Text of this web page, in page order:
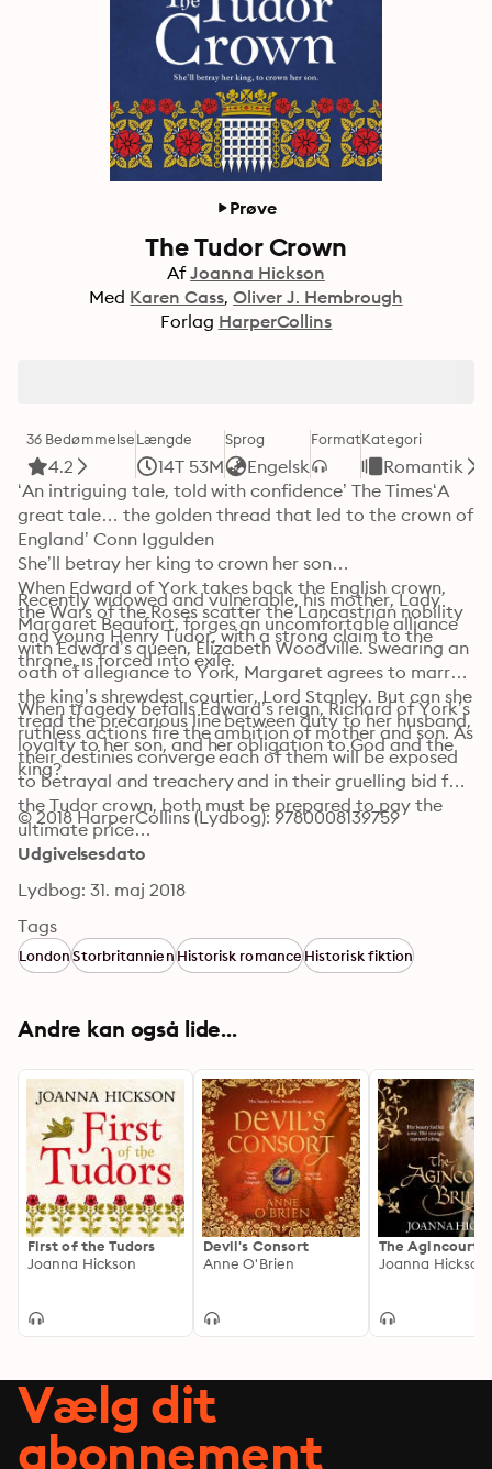
Prøve
The Tudor Crown
Af Joanna Hickson
Med Karen Cass Oliver J. Hembrough
Forlag HarperCollins
36 Bedømmelse
4.2
Længde
14T 53M
Sprog
Engelsk
FormatKategori
Romantik
‘An intriguing tale, told with confidence’ The Times‘A
great tale… the golden thread that led to the crown of
England’ Conn Iggulden
She’ll betray her king to crown her son
When Edward of York takes back the English crown,
the Wars of the Roses scatter the Lancastrian nobility
and young Henry Tudor, with a strong claim to the
throne, is forced into exile.
Recently widowed and vulnerable, his mother, Lady
Margaret Beaufort, forges an uncomfortable alliance
with Edward’s queen, Elizabeth Woodville. Swearing an
oath of allegiance to York, Margaret agrees to marry
the king’s shrewdest courtier, Lord Stanley. But can she
tread the precarious line between duty to her husband,
loyalty to her son, and her obligation to God and the
king?
When tragedy befalls Edward’s reign, Richard of York’s
ruthless actions fire the ambition of mother and son. As
their destinies converge each of them will be exposed
to betrayal and treachery and in their gruelling bid for
the Tudor crown, both must be prepared to pay the
ultimate price…
© 2018 HarperCollins (Lydbog): 9780008139759
Udgivelsesdato
Lydbog: 31. maj 2018
Tags
LondonStorbritannienHistorisk romanceHistorisk fiktion
Andre kan også lide...
First of the Tudors
Joanna Hickson
Devil's Consort
Anne O'Brien
The Agincourt
Joanna Hickson
Vælg dit
abonnement